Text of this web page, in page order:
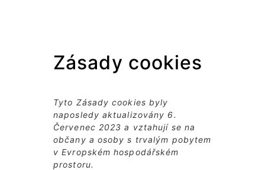
Zásady cookies
Tyto Zásady cookies byly
naposledy aktualizovány 6.
Červenec 2023 a vztahují se na
občany a osoby s trvalým pobytem
v Evropském hospodářském
prostoru.